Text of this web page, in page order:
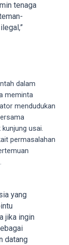
tenaga
dalam
meminta
mendudukan
usai.
permasalahan
yang
jika ingin
datang